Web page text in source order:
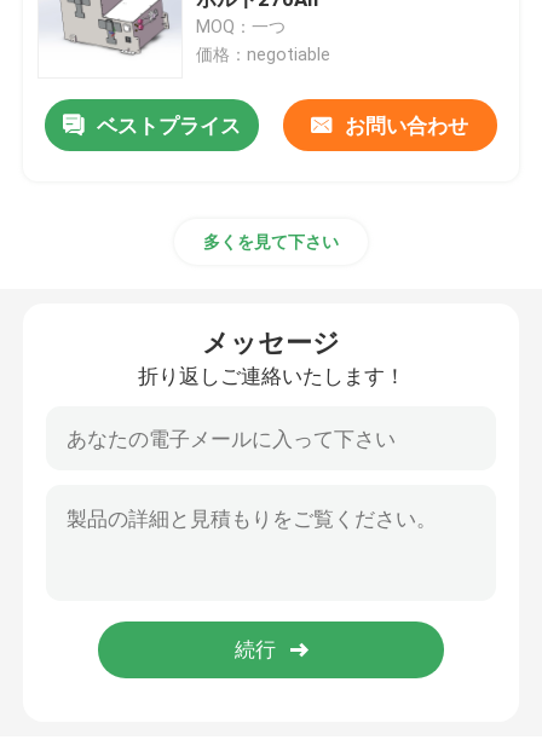
リチウム トラクター電池
積込み機電池
芝刈機のリチウム電池
歯切り工具電池
電気ドリルのリチウム電池
リチウム電池 モジュール
MOQ：一つ
価格：negotiable
ベストプライス お問い合わせ
多くを見て下さい
メッセージ
折り返しご連絡いたします！